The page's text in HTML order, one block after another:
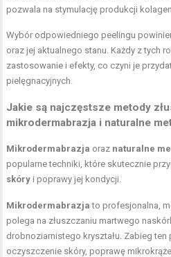
pozwala na stymulację produkcji
Wybór odpowiedniego peelingu
oraz jej aktualnego stanu. Każdy z tych
zastosowanie i efekty, co czyni je
pielęgnacyjnych.
Jakie są najczęstsze metody
mikrodermabrazja i naturalne
Mikrodermabrazja oraz naturalne
popularne techniki, które skutecznie
skóry i poprawy jej kondycji.
Mikrodermabrazja to profesjonalna,
polega na złuszczaniu martwego
drobnoziarnistego kryształu. Zabieg ten
oczyszczenie skóry, poprawę